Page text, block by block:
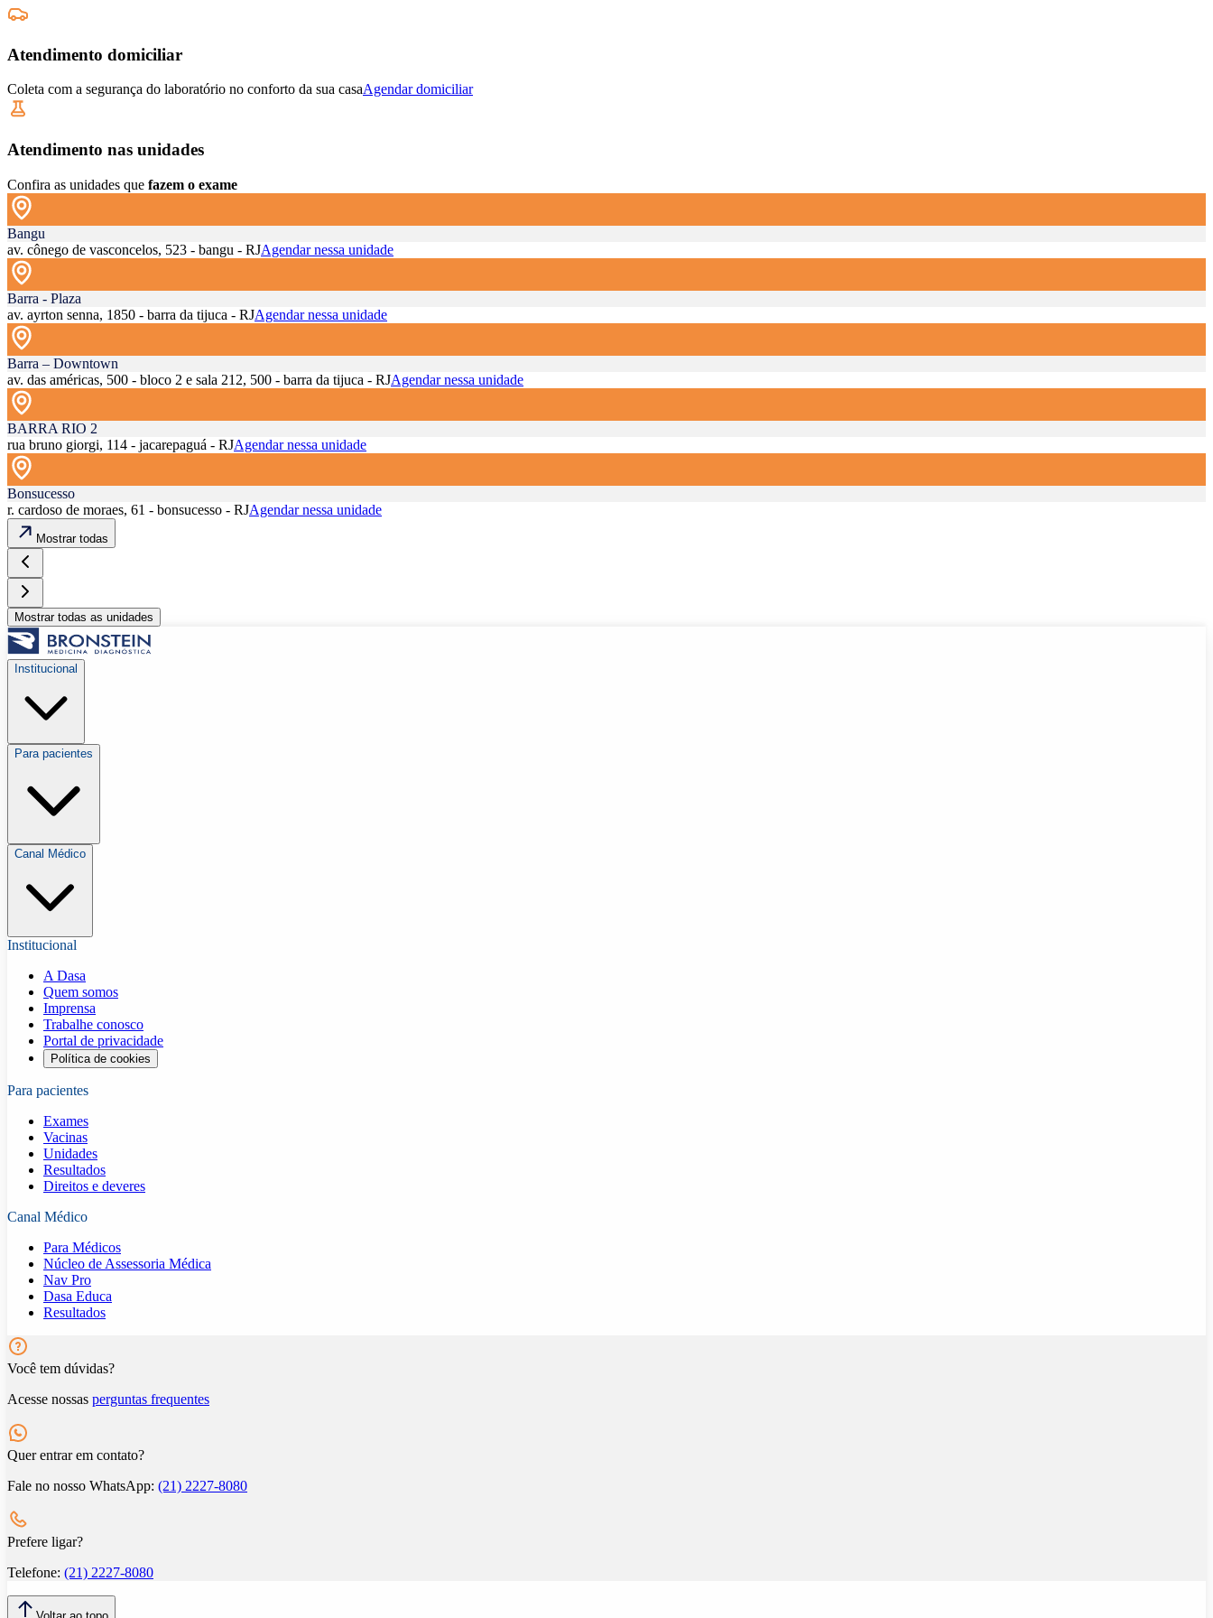
Atendimento domiciliar
Coleta com a segurança do laboratório no conforto da sua casaAgendar domiciliar
Atendimento nas unidades
Confira as unidades que fazem o exame
Bangu
av. cônego de vasconcelos, 523 - bangu - RJAgendar nessa unidade
Barra - Plaza
av. ayrton senna, 1850 - barra da tijuca - RJAgendar nessa unidade
Barra – Downtown
av. das américas, 500 - bloco 2 e sala 212, 500 - barra da tijuca - RJAgendar nessa unidade
BARRA RIO 2
rua bruno giorgi, 114 - jacarepaguá - RJAgendar nessa unidade
Bonsucesso
r. cardoso de moraes, 61 - bonsucesso - RJAgendar nessa unidade
Mostrar todas
Mostrar todas as unidades
Institucional
Para pacientes
Canal Médico
Institucional
A Dasa
Quem somos
Imprensa
Trabalhe conosco
Portal de privacidade
Política de cookies
Para pacientes
Exames
Vacinas
Unidades
Resultados
Direitos e deveres
Canal Médico
Para Médicos
Núcleo de Assessoria Médica
Nav Pro
Dasa Educa
Resultados
Você tem dúvidas?
Acesse nossas perguntas frequentes
Quer entrar em contato?
Fale no nosso WhatsApp: (21) 2227-8080
Prefere ligar?
Telefone: (21) 2227-8080